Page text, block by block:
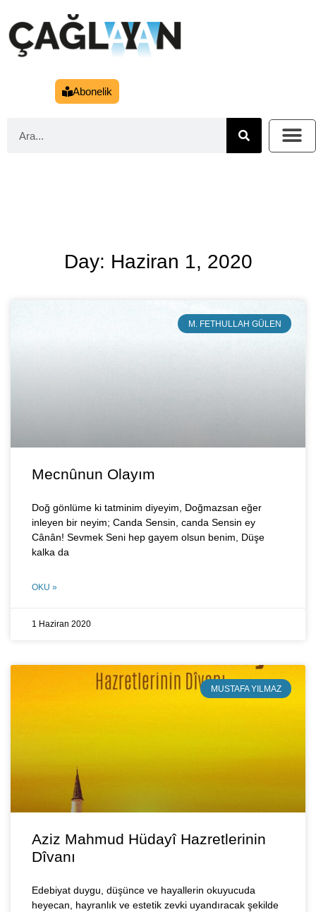
Abonelik
Day: Haziran 1, 2020
M. FETHULLAH GÜLEN
Mecnȗnun Olayım
Doğ gönlüme ki tatminim diyeyim, Doğmazsan eğer
inleyen bir neyim; Canda Sensin, canda Sensin ey
Cânân! Sevmek Seni hep gayem olsun benim, Düşe
kalka da
OKU »
1 Haziran 2020
MUSTAFA YILMAZ
Aziz Mahmud Hüdayî Hazretlerinin
Dîvanı
Edebiyat duygu, düşünce ve hayallerin okuyucuda
heyecan, hayranlık ve estetik zevki uyandıracak şekilde